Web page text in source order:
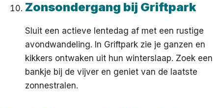
Zonsondergang bij Griftpark
Sluit een actieve lentedag af met een rustige
avondwandeling. In Griftpark zie je ganzen en
kikkers ontwaken uit hun winterslaap. Zoek een
bankje bij de vijver en geniet van de laatste
zonnestralen.